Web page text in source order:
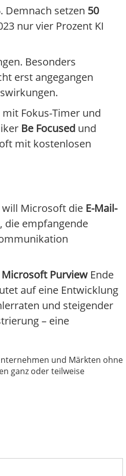
Demnach setzen 50
nur vier Prozent KI
Besonders
erst angegangen
mit Fokus-Timer und
Be Focused und
mit kostenlosen
will Microsoft die E-Mail-
die empfangende
Microsoft PurviewEnde
auf eine Entwicklung
und steigender
– eine
und Märkten ohne
ganz oder teilweise